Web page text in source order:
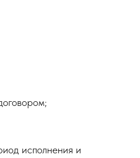
исполнения и